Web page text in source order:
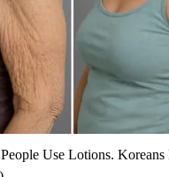
Use Lotions.